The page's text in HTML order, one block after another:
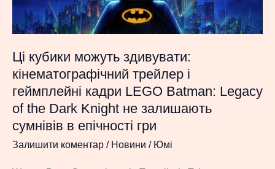
Dota
2
до
суду
у
про
Ці кубики можуть здивувати:
кінематографічний трейлер і
геймплейні кадри LEGO Batman: Legacy
of the Dark Knight не залишають
сумнівів в епічності гри
Залишити коментар / Новини / Юмі